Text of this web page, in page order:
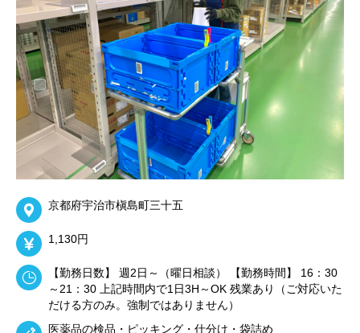
京都府宇治市槇島町三十五
1,130円
【勤務日数】 週2日～（曜日相談） 【勤務時間】 16：30
～21：30 上記時間内で1日3H～OK 残業あり（ご対応いた
だける方のみ。強制ではありません）
医薬品の検品・ピッキング・仕分け・袋詰め